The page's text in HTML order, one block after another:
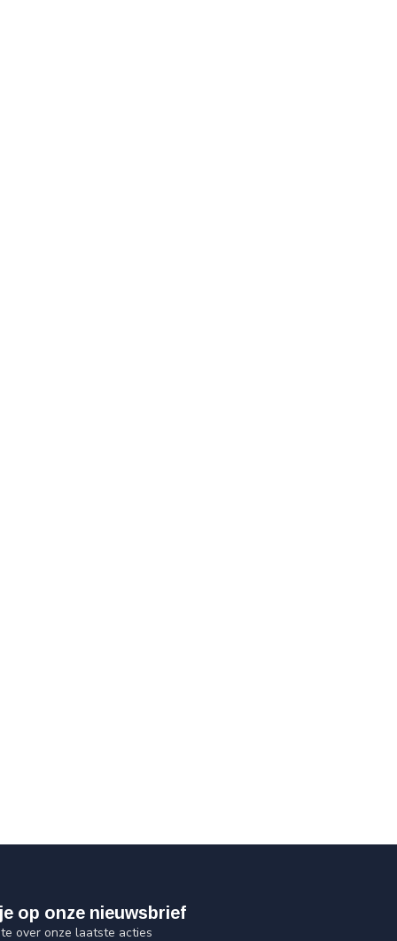
op onze nieuwsbrief
over onze laatste acties